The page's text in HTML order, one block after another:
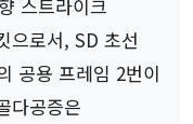
스트라이크
으로서, SD 초선
공용 프레임 2번이
다공증은